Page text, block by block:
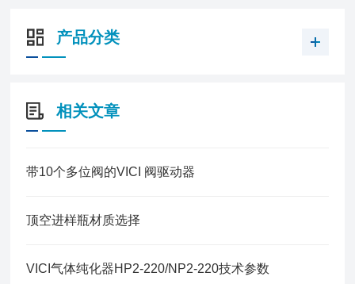
产品分类
相关文章
带10个多位阀的VICI 阀驱动器
顶空进样瓶材质选择
VICI气体纯化器HP2-220/NP2-220技术参数